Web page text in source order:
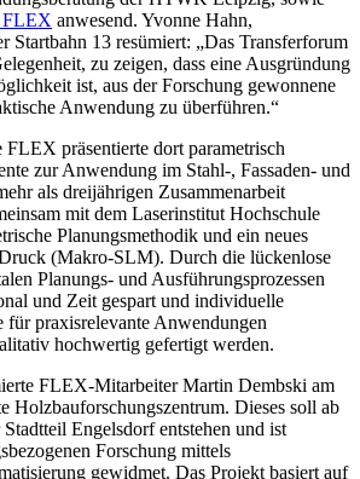
FLEX anwesend. Yvonne Hahn,
Startbahn 13 resümiert: „Das Transferforum
zu zeigen, dass eine Ausgründung
ist, aus der Forschung gewonnene
Anwendung zu überführen.“
präsentierte dort parametrisch
zur Anwendung im Stahl-, Fassaden- und
als dreijährigen Zusammenarbeit
mit dem Laserinstitut Hochschule
Planungsmethodik und ein neues
(Makro-SLM). Durch die lückenlose
Planungs- und Ausführungsprozessen
und Zeit gespart und individuelle
für praxisrelevante Anwendungen
hochwertig gefertigt werden.
FLEX-Mitarbeiter Martin Dembski am
Holzbauforschungszentrum. Dieses soll ab
Engelsdorf entstehen und ist
Forschung mittels
gewidmet. Das Projekt basiert auf